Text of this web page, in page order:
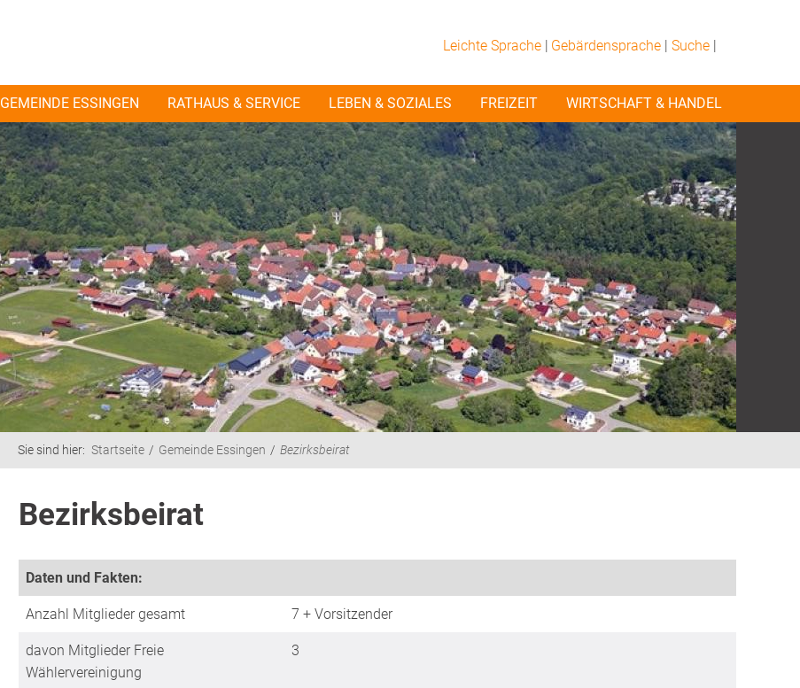
Leichte Sprache | Gebärdensprache | Suche|
GEMEINDE ESSINGEN RATHAUS & SERVICE LEBEN & SOZIALES FREIZEIT WIRTSCHAFT & HANDEL
Sie sind hier: Startseite Gemeinde Essingen Bezirksbeirat
Bezirksbeirat
Daten und Fakten:
Anzahl Mitglieder gesamt 7 + Vorsitzender
davon Mitglieder Freie
Wählervereinigung
3